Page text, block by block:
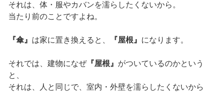
それは、体・服やカバンを濡らしたくないから。
当たり前のことですよね。
『傘』 は家に置き換えると、 『屋根』 になります。
それでは、建物になぜ『屋根』 がついているのかという
と、
それは、人と同じで、室内・外壁を濡らしたくないから